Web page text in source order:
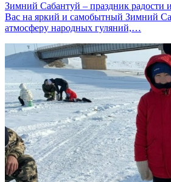
Зимний Сабантуй – праздник радости
Вас на яркий и самобытный Зимний
атмосферу народных гуляний,…